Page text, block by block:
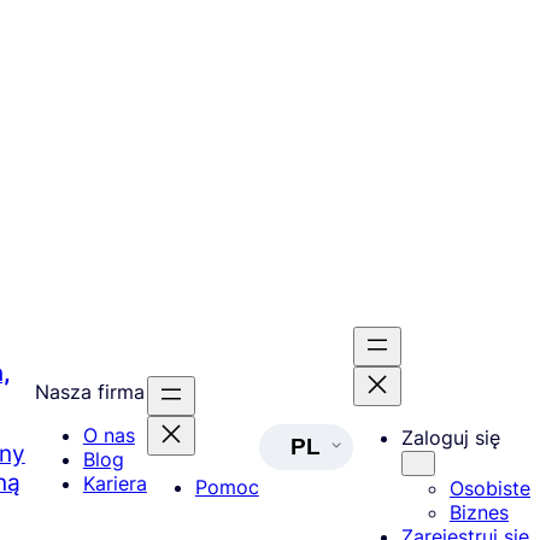
Nasza firma
O nas
Blog
Kariera
Pomoc
PL Zaloguj się
Osobiste
Biznes